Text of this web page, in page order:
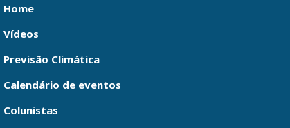
Home
Vídeos
Previsão Climática
Calendário de eventos
Colunistas